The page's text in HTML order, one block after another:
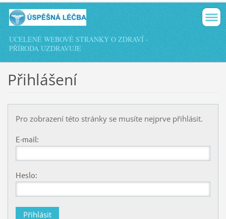
UCELENÉ WEBOVÉ STRÁNKY O ZDRAVÍ -
PŘÍRODA UZDRAVUJE
Přihlášení
Pro zobrazení této stránky se musíte nejprve přihlásit.
E-mail:
Heslo: